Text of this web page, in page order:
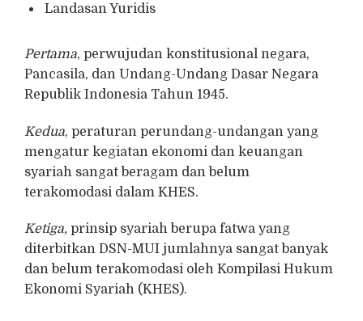
Landasan Yuridis
Pertama, perwujudan konstitusional negara,
Pancasila, dan Undang-Undang Dasar Negara
Republik Indonesia Tahun 1945.
Kedua, peraturan perundang-undangan yang
mengatur kegiatan ekonomi dan keuangan
syariah sangat beragam dan belum
terakomodasi dalam KHES.
Ketiga, prinsip syariah berupa fatwa yang
diterbitkan DSN-MUI jumlahnya sangat banyak
dan belum terakomodasi oleh Kompilasi Hukum
Ekonomi Syariah (KHES).